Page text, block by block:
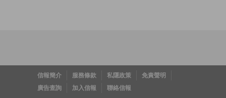
信報簡介 服務條款 私隱政策
免責聲明
廣告查詢
加入信報 聯絡信報